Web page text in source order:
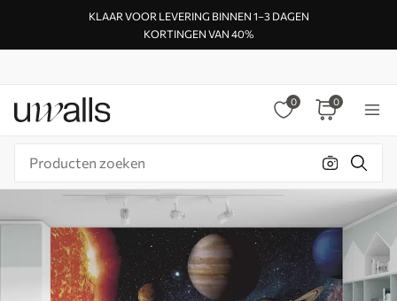
KLAAR VOOR LEVERING BINNEN 1–3 DAGEN
KORTINGEN VAN 40%
0 0